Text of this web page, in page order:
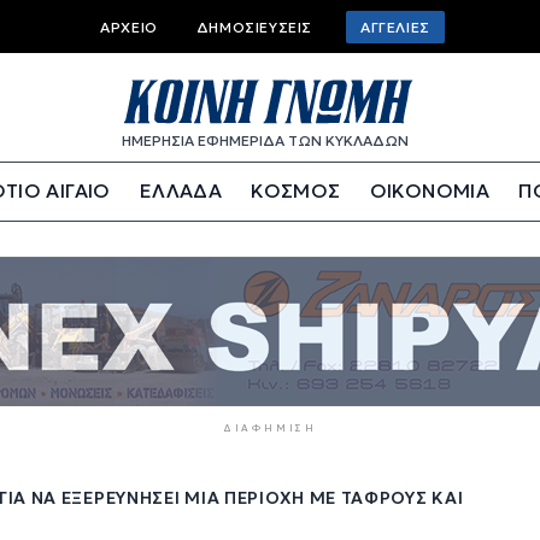
Top
bar
menu
ΑΡΧΕΊΟ ΔΗΜΟΣΙΕΎΣΕΙΣ ΑΓΓΕΛΊΕΣ
ΗΜΕΡΗΣΙΑ ΕΦΗΜΕΡΙΔΑ ΤΩΝ ΚΥΚΛΑΔΩΝ
ΑΙΓΑΙΟ ΕΛΛΑΔΑ ΚΟΣΜΟΣ ΟΙΚΟΝΟΜΙΑ
ΔΙΑΦΉΜΙΣΗ
ΝΑ ΕΞΕΡΕΥΝΉΣΕΙ ΜΙΑ ΠΕΡΙΟΧΉ ΜΕ ΤΆΦΡΟΥΣ ΚΑΙ